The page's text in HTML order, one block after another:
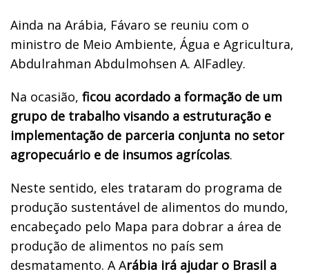
Ainda na Arábia, Fávaro se reuniu com o
ministro de Meio Ambiente, Água e Agricultura,
Abdulrahman Abdulmohsen A. AlFadley.
Na ocasião, ficou acordado a formação de um
grupo de trabalho visando a estruturação e
implementação de parceria conjunta no setor
agropecuário e de insumos agrícolas.
Neste sentido, eles trataram do programa de
produção sustentável de alimentos do mundo,
encabeçado pelo Mapa para dobrar a área de
produção de alimentos no país sem
desmatamento. A Arábia irá ajudar o Brasil a